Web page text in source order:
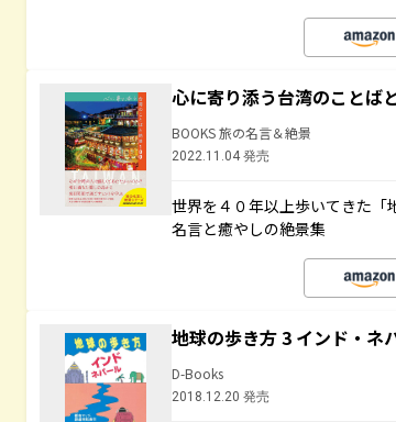
心に寄り添う台湾のことば
BOOKS 旅の名言＆絶景
2022.11.04 発売
世界を４０年以上歩いてきた「
名言と癒やしの絶景集
地球の歩き方 3 インド・ネ
D-Books
2018.12.20 発売